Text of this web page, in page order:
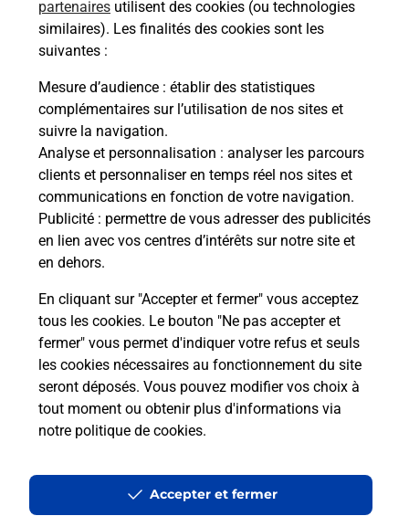
partenaires utilisent des cookies (ou technologies
similaires). Les finalités des cookies sont les
suivantes :
Mesure d’audience : établir des statistiques
complémentaires sur l’utilisation de nos sites et
suivre la navigation.
Analyse et personnalisation : analyser les parcours
clients et personnaliser en temps réel nos sites et
communications en fonction de votre navigation.
Publicité : permettre de vous adresser des publicités
en lien avec vos centres d’intérêts sur notre site et
en dehors.
En cliquant sur "Accepter et fermer" vous acceptez
tous les cookies. Le bouton "Ne pas accepter et
fermer" vous permet d'indiquer votre refus et seuls
les cookies nécessaires au fonctionnement du site
seront déposés. Vous pouvez modifier vos choix à
tout moment ou obtenir plus d'informations via
notre politique de cookies.
Accepter et fermer
Boîte aux lettres La Poste
Prochaine collecte du courriervendredià
09h00
11 La Grand Rue
37140 Restigne
Le lien s'ouvre dans un nouvel onglet
Localiser Liste Boîtes aux lettres Indre-et-Loire Restigne
Accessibilité : partiellement conforme